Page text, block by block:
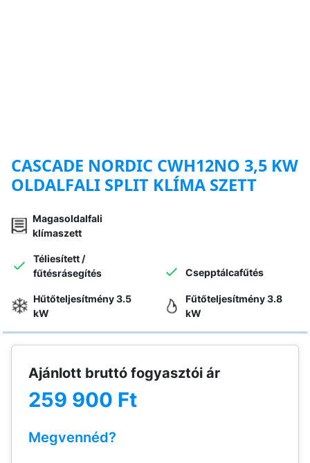
CASCADE NORDIC CWH12NO 3,5 KW
OLDALFALI SPLIT KLÍMA SZETT
Hűtőteljesítmény 3.5
kW
Téliesített /
fűtésrásegítés
Magasoldalfali
klímaszett
Fűtőteljesítmény 3.8
kW
Csepptálcafűtés
Ajánlott bruttó fogyasztói ár
259 900 Ft
Megvennéd?